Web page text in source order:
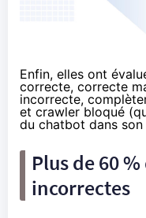
Enfin, elles ont
correcte, correcte
incorrecte,
et crawler bloqué
du chatbot dans
Plus de 60
incorrectes